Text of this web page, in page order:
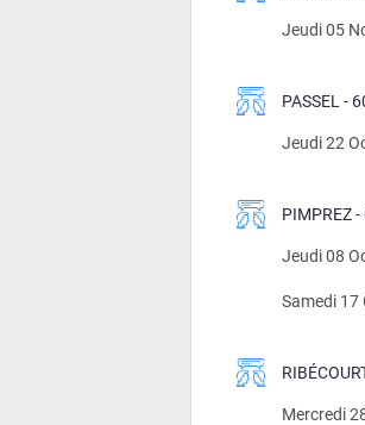
Jeudi 05
PASSEL -
Jeudi 22
PIMPREZ -
Jeudi 08
Samedi 17
Mercredi